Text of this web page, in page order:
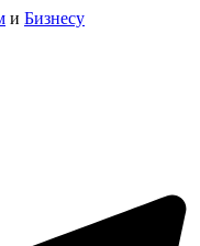
и Бизнесу